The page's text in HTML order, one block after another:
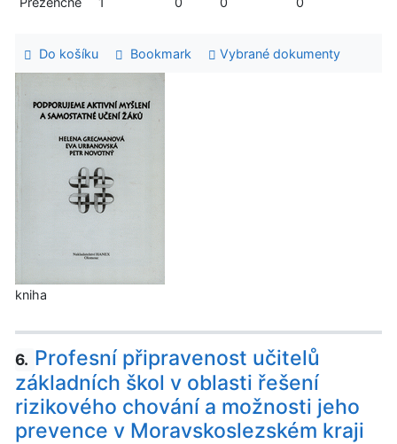
Do košíku Bookmark Vybrané dokumenty
kniha
6. Profesní připravenost učitelů
základních škol v oblasti řešení
rizikového chování a možnosti jeho
prevence v Moravskoslezském kraji